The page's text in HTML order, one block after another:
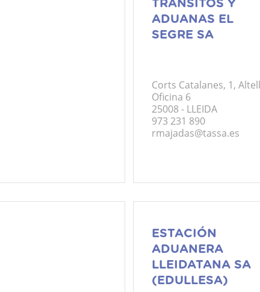
TRANSITOS Y
ADUANAS EL
SEGRE SA
Corts Catalanes, 1,
Oficina 6
25008 - LLEIDA
973 231 890
rmajadas@tassa.es
ESTACIÓN
ADUANERA
LLEIDATANA SA
(EDULLESA)